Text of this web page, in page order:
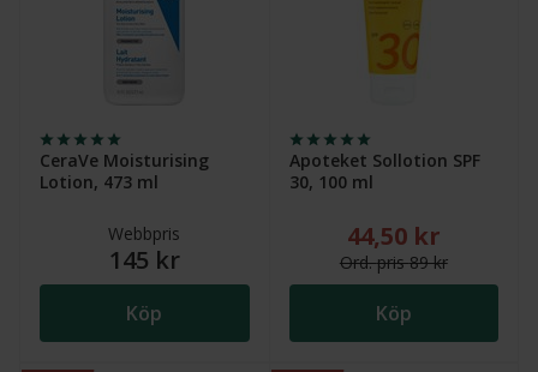
CeraVe Moisturising
Lotion, 473 ml
Webbpris
145 kr
Köp
Apoteket Sollotion SPF
30, 100 ml
Nytt reducerat
44,50 kr
Ord.pris89 kr
Köp